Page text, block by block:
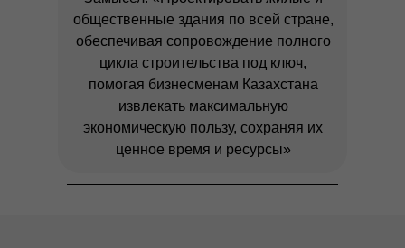
общественные здания по всей стране,
обеспечивая сопровождение полного
цикла строительства под ключ,
помогая бизнесменам Казахстана
извлекать максимальную
экономическую пользу, сохраняя их
ценное время и ресурсы»